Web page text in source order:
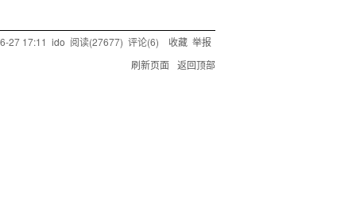
27 17:11 ido 阅读(27677) 评论(6) 收藏 举报
刷新页面 返回顶部